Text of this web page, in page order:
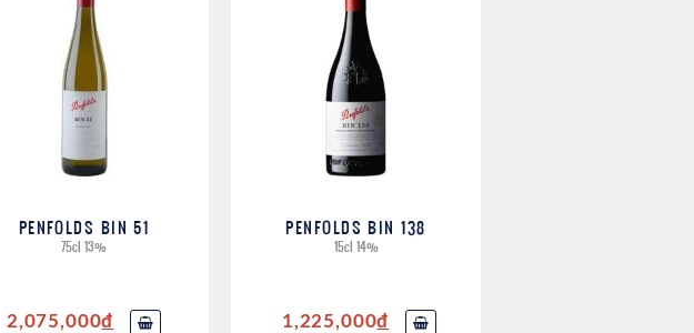
PENFOLDS BIN 51
75cl 13%
2,075,000đ
PENFOLDS BIN 138
15cl 14%
1,225,000đ